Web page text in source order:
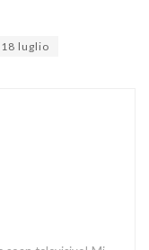
luglio